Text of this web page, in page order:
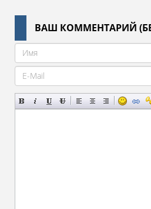
ВАШ КОММЕНТАРИЙ